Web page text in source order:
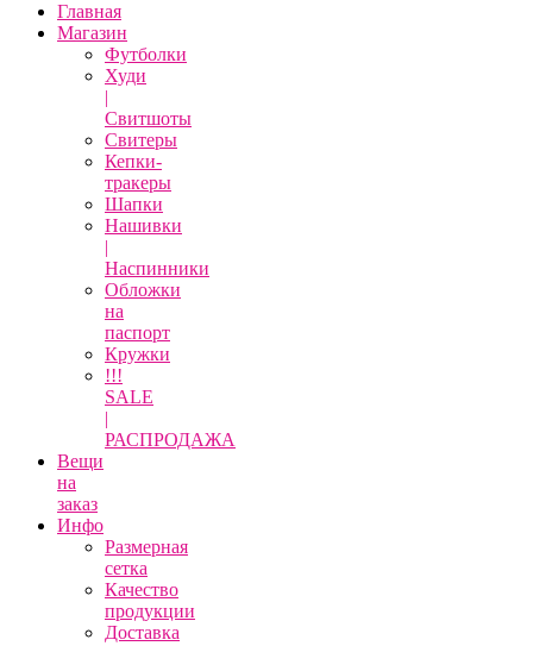
Главная
Магазин
Футболки
Худи
|
Свитшоты
Свитеры
Кепки-
тракеры
Шапки
Нашивки
|
Наспинники
Обложки
на
паспорт
Кружки
!!!
SALE
|
РАСПРОДАЖА
Вещи
на
заказ
Инфо
Размерная
сетка
Качество
продукции
Доставка